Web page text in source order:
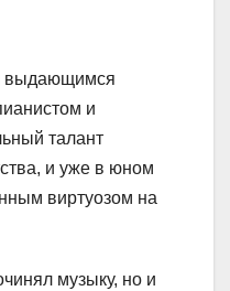
выдающимся
и
талант
и уже в юном
виртуозом на
музыку, но и